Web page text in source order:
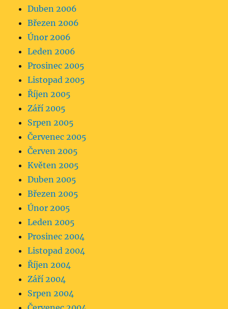
Duben 2006
Březen 2006
Únor 2006
Leden 2006
Prosinec 2005
Listopad 2005
Říjen 2005
Září 2005
Srpen 2005
Červenec 2005
Červen 2005
Květen 2005
Duben 2005
Březen 2005
Únor 2005
Leden 2005
Prosinec 2004
Listopad 2004
Říjen 2004
Září 2004
Srpen 2004